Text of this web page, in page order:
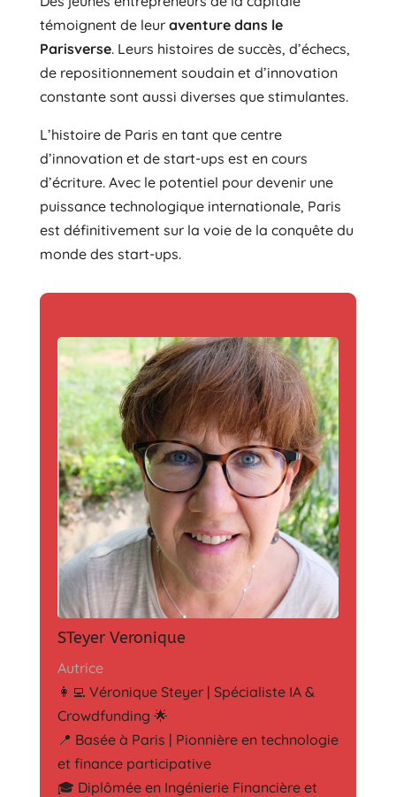
témoignent de leur aventure dans le
Parisverse. Leurs histoires de succès, d’échecs,
de repositionnement soudain et d’innovation
constante sont aussi diverses que stimulantes.
L’histoire de Paris en tant que centre
d’innovation et de start-ups est en cours
d’écriture. Avec le potentiel pour devenir une
puissance technologique internationale, Paris
est définitivement sur la voie de la conquête du
monde des start-ups.
STeyer Veronique
Autrice
👩‍💻 Véronique Steyer | Spécialiste IA &
Crowdfunding 🌟
📍 Basée à Paris | Pionnière en technologie
et finance participative
🎓 Diplômée en Ingénierie Financière et